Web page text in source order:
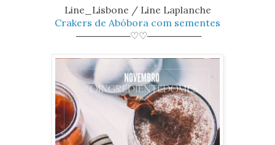
Line_Lisbone / Line Laplanche
Crakers de Abóbora com sementes
────────♡♡────────